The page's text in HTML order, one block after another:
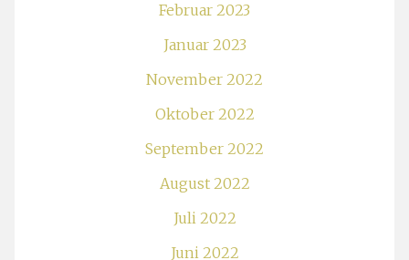
Februar 2023
Januar 2023
November 2022
Oktober 2022
September 2022
August 2022
Juli 2022
Juni 2022